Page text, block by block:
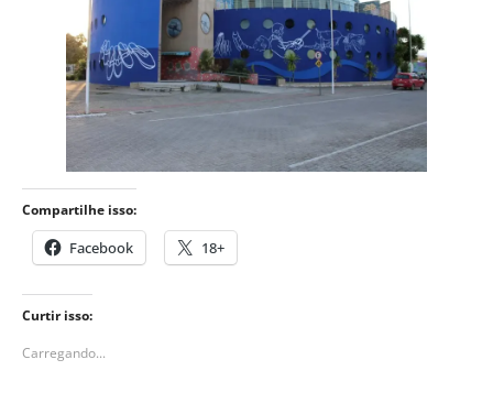
Compartilhe isso:
Facebook 18+
Curtir isso:
Carregando...